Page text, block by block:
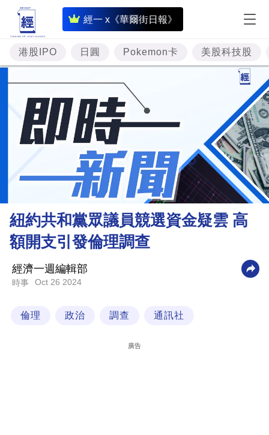
經一 x《華爾街日報》
即
時
財
經
專
題
投
資
樓
市
財
商
業
科
港股IPO 日圓 Pokemon卡 美股科技股
紐約共和黨眾議員競選資金疑雲 高
額開支引發倫理調查
經濟一週編輯部
時事 Oct 26 2024
倫理 政治 調查 通訊社
廣告